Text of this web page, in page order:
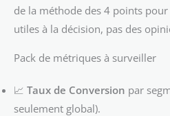
de la méthode des 4 points
utiles à la décision, pas des
Pack de métriques à surveiller
📈 Taux de Conversion par
seulement global).